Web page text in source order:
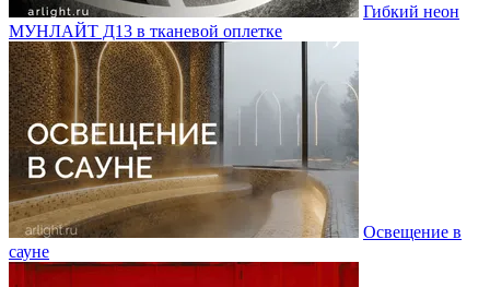
Гибкий неон
МУНЛАЙТ Д13 в тканевой оплетке
Освещение в
сауне